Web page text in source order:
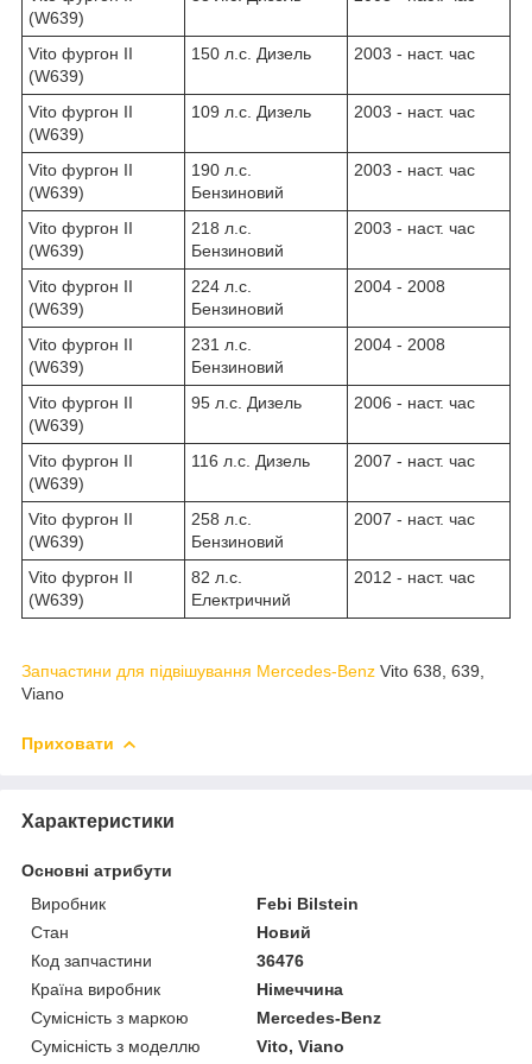
(W639)
Vito фургон II
(W639)
150 л.с. Дизель 2003 - наст. час
Vito фургон II
(W639)
109 л.с. Дизель 2003 - наст. час
Vito фургон II
(W639)
190 л.с.
Бензиновий
2003 - наст. час
Vito фургон II
(W639)
218 л.с.
Бензиновий
2003 - наст. час
Vito фургон II
(W639)
224 л.с.
Бензиновий
2004 - 2008
Vito фургон II
(W639)
231 л.с.
Бензиновий
2004 - 2008
Vito фургон II
(W639)
95 л.с. Дизель 2006 - наст. час
Vito фургон II
(W639)
116 л.с. Дизель 2007 - наст. час
Vito фургон II
(W639)
258 л.с.
Бензиновий
2007 - наст. час
Vito фургон II
(W639)
82 л.с.
Електричний
2012 - наст. час
Запчастини для підвішування Mercedes-Benz Vito 638, 639,
Viano
Приховати
Характеристики
Основні атрибути
Виробник
Febi Bilstein
Стан
Новий
Код запчастини
36476
Країна виробник
Німеччина
Сумісність з маркою
Mercedes-Benz
Сумісність з моделлю
Vito, Viano